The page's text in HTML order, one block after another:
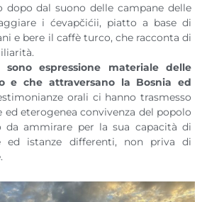
dopo dal suono delle campane delle
i ćevapčićii, piatto a base di
e bere il caffè turco, che racconta di
espressione materiale delle
e che attraversano la Bosnia ed
orali ci hanno trasmesso
eterogenea convivenza del popolo
da ammirare per la sua capacità di
ed istanze differenti, non priva di